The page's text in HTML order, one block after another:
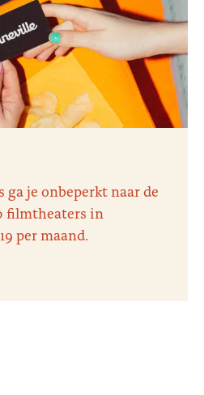
ga je onbeperkt naar de
filmtheaters in
per maand.